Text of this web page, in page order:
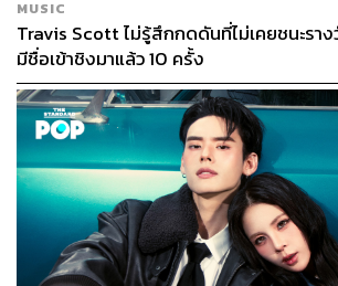
MUSIC
Travis Scott ไม่รู้สึกกดดันที่ไม่เคยชนะรา
มีชื่อเข้าชิงมาแล้ว 10 ครั้ง